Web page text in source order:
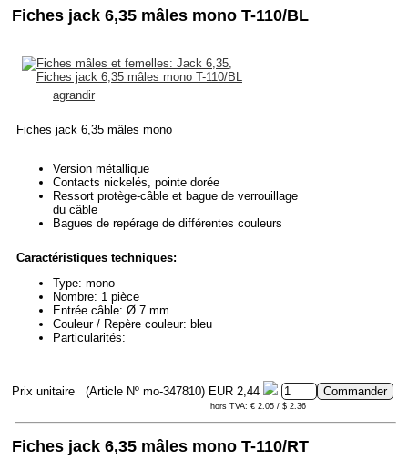
Fiches jack 6,35 mâles mono T-110/BL
agrandir
Fiches jack 6,35 mâles mono
Version métallique
Contacts nickelés, pointe dorée
Ressort protège-câble et bague de verrouillage
du câble
Bagues de repérage de différentes couleurs
Caractéristiques techniques:
Type: mono
Nombre: 1 pièce
Entrée câble: Ø 7 mm
Couleur / Repère couleur: bleu
Particularités:
Prix unitaire (Article Nº mo-347810) EUR 2,44
hors TVA: € 2.05 / $ 2.36
Fiches jack 6,35 mâles mono T-110/RT